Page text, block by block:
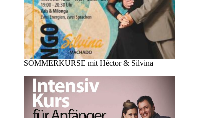
SOMMERKURSE mit Héctor & Silvina